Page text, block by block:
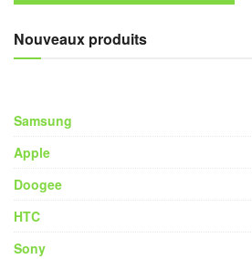
Nouveaux produits
Samsung
Apple
Doogee
HTC
Sony